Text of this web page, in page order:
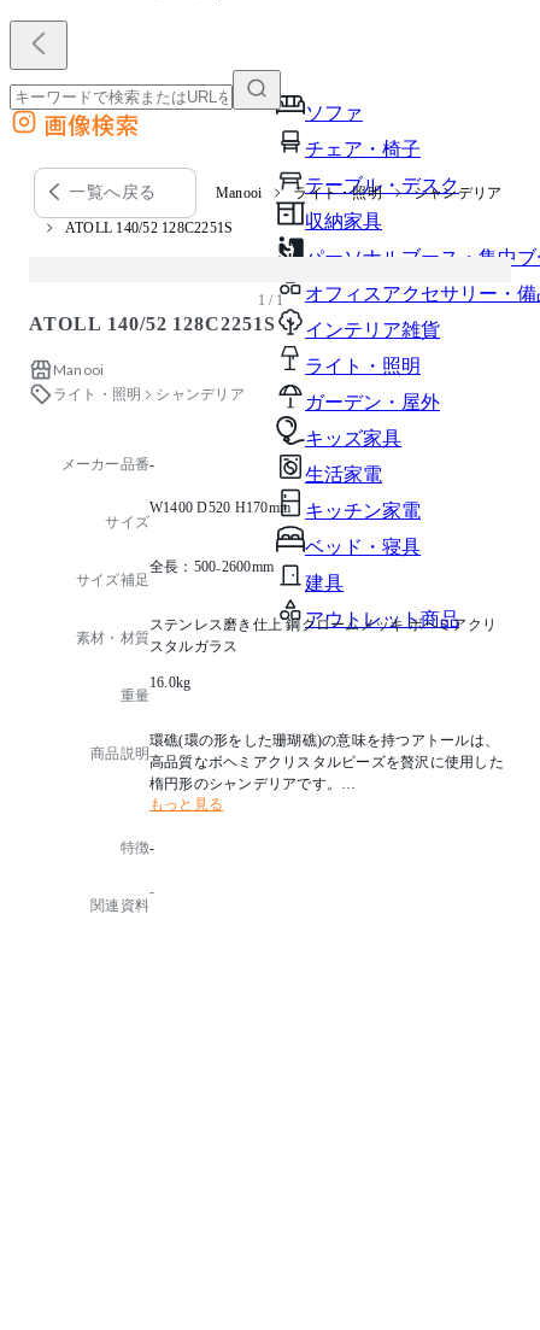
ソファ
チェア・椅子
テーブル・デスク
収納家具
パーソナルブース・集中
オフィスアクセサリー・備
インテリア雑貨
ライト・照明
ガーデン・屋外
キッズ家具
生活家電
キッチン家電
ベッド・寝具
建具
アウトレット商品
外部サイトの商品をカートに追加
他のサイトで見つけた商品ページのURLを貼り付けて、カートに追加できます
画像検索
一覧へ戻る Manooi ライト・照明 シャンデリア
ATOLL 140/52 128C2251S
1 / 1
ATOLL 140/52 128C2251S
Manooi
ライト・照明
シャンデリア
メーカー品番-
サイズ
W1400 D520 H170mm
サイズ補足
全長：500₋2600mm
素材・材質
ステンレス磨き仕上 鋼クロームメッキ ボヘミアクリ
スタルガラス
重量
16.0kg
商品説明
環礁(環の形をした珊瑚礁)の意味を持つアトールは、
高品質なボヘミアクリスタルビーズを贅沢に使用した
楕円形のシャンデリアです。
ボリュームに変化を持たせ、見る角度により表情が異
消費電力：640W
もっと見る
特徴-
関連資料
-